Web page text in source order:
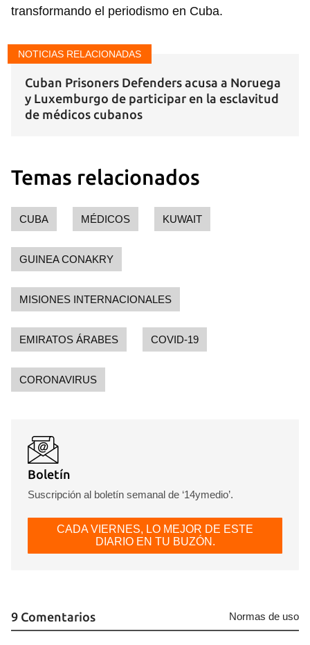
transformando el periodismo en Cuba.
NOTICIAS RELACIONADAS
Cuban Prisoners Defenders acusa a Noruega
y Luxemburgo de participar en la esclavitud
de médicos cubanos
Temas relacionados
CUBA MÉDICOS KUWAIT
GUINEA CONAKRY
MISIONES INTERNACIONALES
EMIRATOS ÁRABES COVID-19
CORONAVIRUS
Boletín
Suscripción al boletín semanal de ‘14ymedio’.
CADA VIERNES, LO MEJOR DE ESTE
DIARIO EN TU BUZÓN.
9 Comentarios Normas de uso